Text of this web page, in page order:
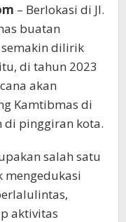
– Berlokasi di Jl.
buatan
dilirik
di tahun 2023
akan
Kamtibmas di
pinggiran kota.
salah satu
mengedukasi
aktivitas